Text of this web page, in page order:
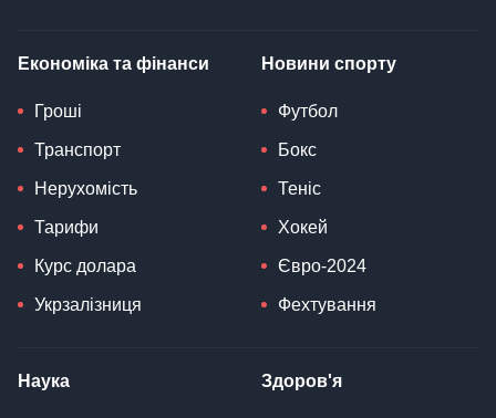
Економіка та фінанси
Гроші
Транспорт
Нерухомість
Тарифи
Курс долара
Укрзалізниця
Новини спорту
Футбол
Бокс
Теніс
Хокей
Євро-2024
Фехтування
Наука Здоров'я